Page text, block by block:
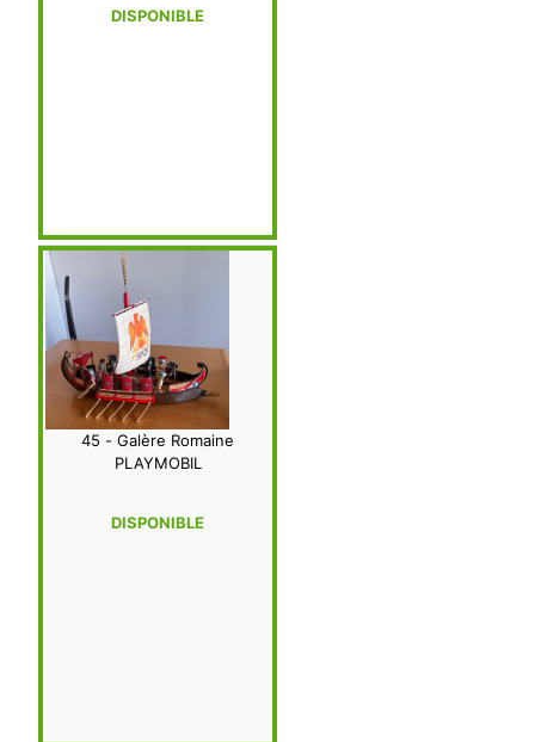
DISPONIBLE
45 - Galère Romaine
PLAYMOBIL
DISPONIBLE